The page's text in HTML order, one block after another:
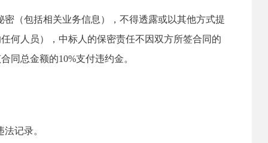
（包括相关业务信息），不得透露或以其他方式提
何人员），中标人的保密责任不因双方所签合同的
同总金额的10%支付违约金。
记录。